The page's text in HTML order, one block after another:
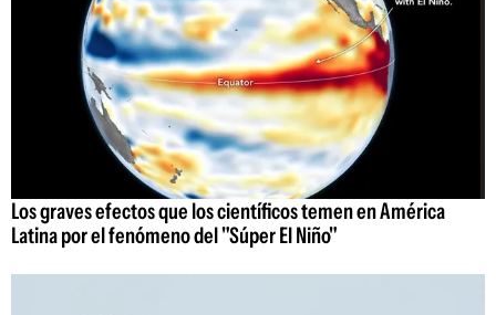
Los graves efectos que los científicos temen en América
Latina por el fenómeno del "Súper El Niño"